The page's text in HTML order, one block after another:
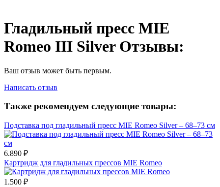
Гладильный пресс MIE
Romeo III Silver Отзывы:
Ваш отзыв может быть первым.
Написать отзыв
Также рекомендуем следующие товары:
Подставка под гладильный пресс MIE Romeo Silver – 68–73 см
6.890 ₽
Картридж для гладильных прессов MIE Romeo
1.500 ₽